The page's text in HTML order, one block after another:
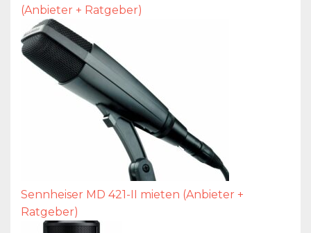
(Anbieter + Ratgeber)
Sennheiser MD 421-II mieten (Anbieter +
Ratgeber)